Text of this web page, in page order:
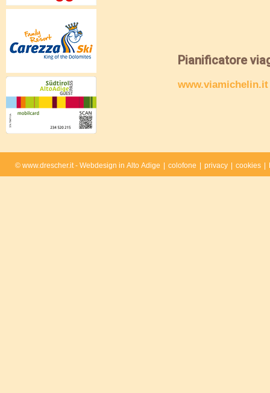
Pianificatore
www.viamichelin.it
© www.drescher.it - Webdesign in Alto Adige | colofone | privacy | cookies |